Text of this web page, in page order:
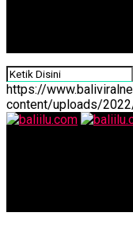
https://
content/uploads/